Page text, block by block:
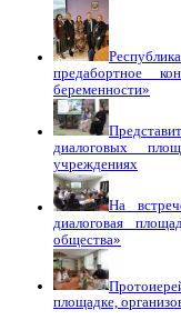
предабортное
беременности»
диалоговых
учреждениях
На
диалоговая
общества»
площадке,